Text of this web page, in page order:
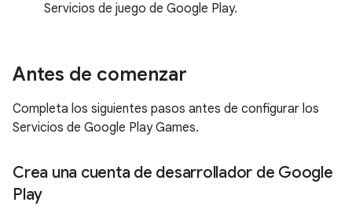
Servicios de juego de Google Play.
Antes de comenzar
Completa los siguientes pasos antes de configurar los
Servicios de Google Play Games.
Crea una cuenta de desarrollador de Google
Play